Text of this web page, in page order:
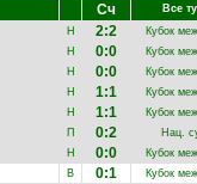
Сч
Все
Н 2:2
Кубок
Н 0:0
Кубок
Н 0:0
Кубок
Н 1:1
Кубок
Н 1:1
Кубок
П 0:2
Нац.
Н 0:0
Кубок
В 0:1
Кубок